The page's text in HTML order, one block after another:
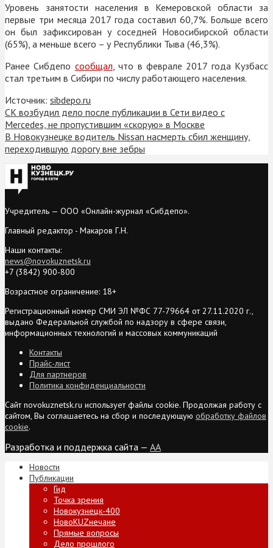
Уровень занятости населения в Кемеровской области за
первые три месяца 2017 года составил 60,7%. Больше всего
он был зафиксирован у соседней Новосибирской области
(65%), а меньше всего – у Республики Тыва (46,3%).
Ранее Сибдепо сообщал , что в феврале 2017 года Кузбасс
стал третьим в Сибири по числу работающего населения.
Источник: sibdepo.ru
СК возбудил дело после публикации в Сети видео с
Mercedes, не пропустившим «скорую» в Москве
В Новокузнецке водитель Nissan насмерть сбил женщину,
переходившую дорогу вне зебры
Учредитель — ООО «Онлайн-журнал «Сибдепо».
Главный редактор - Макаров Г.Н.
Наши контакты:
news@novokuznetsk.ru
+7 (3842) 900-800
Возрастное ограничение: 18+
Регистрационный номер СМИ ЭЛ №ФС 77-79664 от 27.11.2020 г.,
выдано Федеральной службой по надзору в сфере связи,
информационных технологий и массовых коммуникаций
Контакты
Прайс-лист
Для партнеров
Политика конфиденциальности
Сайт novokuznetsk.ru использует файлы cookie. Продолжая работу с
сайтом, Вы соглашаетесь на сбор и последующую обработку файлов
cookie.
Разработка и поддержка сайта — AA
Новости
Публикации
Гид
Точка зрения
Новокузнецк-400
НовоKUZнечане
Прямые вопросы
Дело прошлого